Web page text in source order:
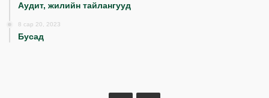
Аудит, жилийн тайлангууд
8 сар 20, 2023
Бусад